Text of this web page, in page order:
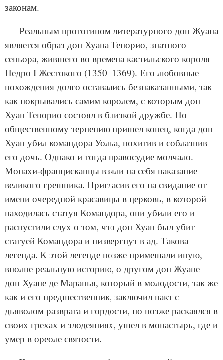
законам.
Реальным прототипом литературного дон Жуана
является образ дон Хуана Тенорио, знатного
сеньора, жившего во времена кастильского короля
Педро I Жестокого (1350–1369). Его любовные
похождения долго оставались безнаказанными, так
как покрывались самим королем, с которым дон
Хуан Тенорио состоял в близкой дружбе. Но
общественному терпению пришел конец, когда дон
Хуан убил командора Уольа, похитив и соблазнив
его дочь. Однако и тогда правосудие молчало.
Монахи-францисканцы взяли на себя наказание
великого грешника. Пригласив его на свидание от
имени очередной красавицы в церковь, в которой
находилась статуя Командора, они убили его и
распустили слух о том, что дон Хуан был убит
статуей Командора и низвергнут в ад. Такова
легенда. К этой легенде позже примешали иную,
вполне реальную историю, о другом дон Жуане –
дон Хуане де Маранья, который в молодости, так же
как и его предшественник, заключил пакт с
дьяволом разврата и гордости, но позже раскаялся в
своих грехах и злодеяниях, ушел в монастырь, где и
умер в ореоле святости.